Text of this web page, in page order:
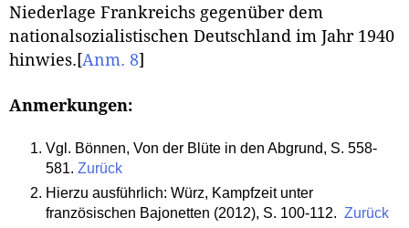
Niederlage Frankreichs gegenüber dem
nationalsozialistischen Deutschland im Jahr 1940
hinwies. [Anm. 8]
Anmerkungen:
Vgl. Bönnen, Von der Blüte in den Abgrund, S. 558-
581. Zurück
Hierzu ausführlich: Würz, Kampfzeit unter
französischen Bajonetten (2012), S. 100-112. Zurück